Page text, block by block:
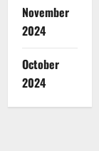
November
2024
October
2024